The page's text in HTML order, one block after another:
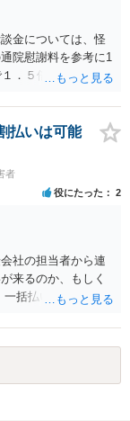
金については、怪
院慰謝料を参考に1
．５倍か2倍程度す
払いは可能
者
役にたった 2
社の担当者から連
来るのか、もしく
一括払いや分割払い
可能です。 他方で
の見通しを知る為
談だけでもされる